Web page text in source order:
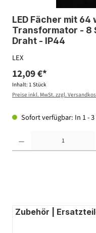
LED Fächer mit
Transformator - 8
Draht - IP44
LEX
12,09 €*
Inhalt: 1 Stück
Preise inkl. MwSt. zzgl.
Sofort verfügbar: In 1 -
Zubehör |